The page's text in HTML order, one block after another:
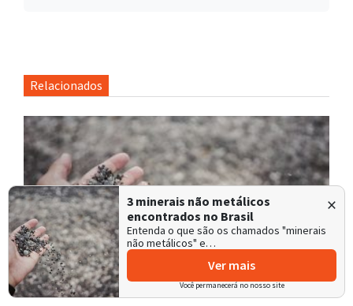
Relacionados
3 minerais não metálicos encontrados no Brasil
3 minerais não metálicos
encontrados no Brasil
Entenda o que são os chamados "minerais
não metálicos" e…
Ver mais
Você permanecerá no nosso site
×